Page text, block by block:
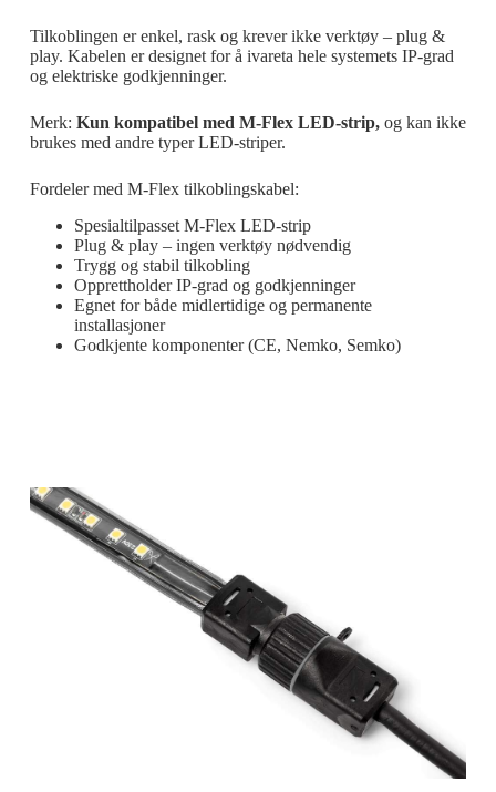
Tilkoblingen er enkel, rask og krever ikke verktøy – plug &
play. Kabelen er designet for å ivareta hele systemets IP-grad
og elektriske godkjenninger.
Merk: Kun kompatibel med M-Flex LED-strip,og kan ikke
brukes med andre typer LED-striper.
Fordeler med M-Flex tilkoblingskabel:
Spesialtilpasset M-Flex LED-strip
Plug & play – ingen verktøy nødvendig
Trygg og stabil tilkobling
Opprettholder IP-grad og godkjenninger
Egnet for både midlertidige og permanente
installasjoner
Godkjente komponenter (CE, Nemko, Semko)